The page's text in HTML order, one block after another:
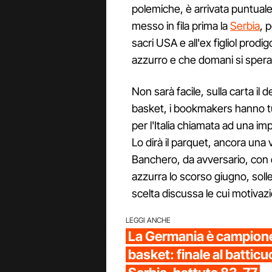
polemiche, è arrivata
messo in fila prima laSerbia,
sacri USA e all'ex figliol
azzurro e che domani si
Non sarà facile, sulla carta il
basket, i bookmakers hanno
per l'Italia chiamata ad una
Lo dirà il parquet, ancora
Banchero, da avversario, con
azzurra lo scorso giugno,
scelta discussa le cui
LEGGI ANCHE
La Germania è
basket: finale al